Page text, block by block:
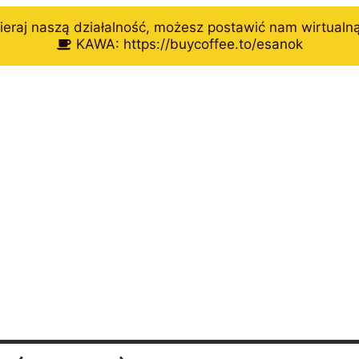
naszą działalność, możesz postawić nam
KAWA: https://buycoffee.to/esanok